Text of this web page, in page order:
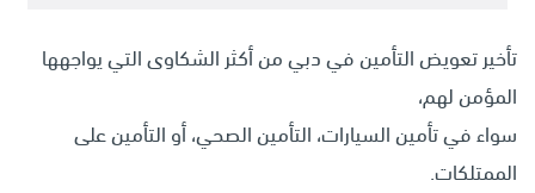
تأخير تعويض التأمين في دبي من أكثر الشكاوى التي يواجهها
المؤمن لهم،
سواء في تأمين السيارات، التأمين الصحي، أو التأمين على
الممتلكات.